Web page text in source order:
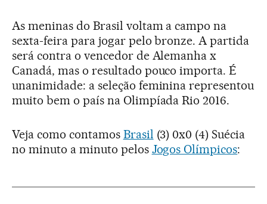
As meninas do Brasil voltam a campo na
sexta-feira para jogar pelo bronze. A partida
será contra o vencedor de Alemanha x
Canadá, mas o resultado pouco importa. É
unanimidade: a seleção feminina representou
muito bem o país na Olimpíada Rio 2016.
Veja como contamos Brasil (3) 0x0 (4) Suécia
no minuto a minuto pelos Jogos Olímpicos: